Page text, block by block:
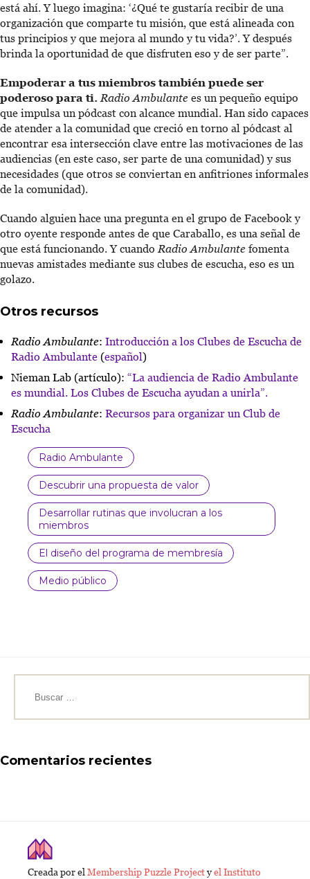
está ahí. Y luego imagina: ‘¿Qué te gustaría recibir de una
organización que comparte tu misión, que está alineada con
tus principios y que mejora al mundo y tu vida?’. Y después
brinda la oportunidad de que disfruten eso y de ser parte”.
Empoderar a tus miembros también puede ser
poderoso para ti. Radio Ambulante es un pequeño equipo
que impulsa un pódcast con alcance mundial. Han sido capaces
de atender a la comunidad que creció en torno al pódcast al
encontrar esa intersección clave entre las motivaciones de las
audiencias (en este caso, ser parte de una comunidad) y sus
necesidades (que otros se conviertan en anfitriones informales
de la comunidad).
Cuando alguien hace una pregunta en el grupo de Facebook y
otro oyente responde antes de que Caraballo, es una señal de
que está funcionando. Y cuando Radio Ambulante fomenta
nuevas amistades mediante sus clubes de escucha, eso es un
golazo.
Otros recursos
Radio Ambulante: Introducción a los Clubes de Escucha de
Radio Ambulante (español)
Nieman Lab (artículo): “La audiencia de Radio Ambulante
es mundial. Los Clubes de Escucha ayudan a unirla”.
Radio Ambulante: Recursos para organizar un Club de
Escucha
Radio Ambulante
Descubrir una propuesta de valor
Desarrollar rutinas que involucran a los
miembros
El diseño del programa de membresía
Medio público
Comentarios recientes
Creada por elMembership Puzzle Projectyel Instituto